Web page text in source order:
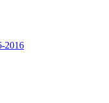
2016